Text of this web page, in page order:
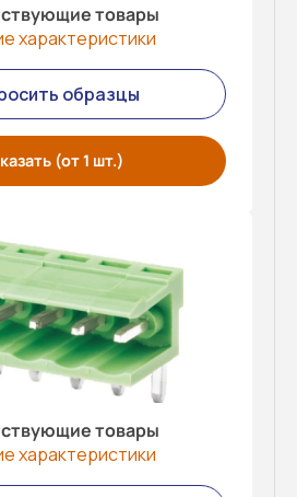
товары
характеристики
образцы
(от 1 шт.)
товары
характеристики